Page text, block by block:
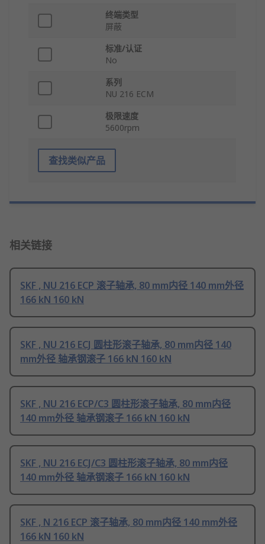
终端类型
屏蔽
标准/认证
No
系列
NU 216 ECM
极限速度
5600rpm
查找类似产品
相关链接
SKF , NU 216 ECP 滚子轴承, 80 mm内径 140 mm外径
166 kN 160 kN
SKF , NU 216 ECJ 圆柱形滚子轴承, 80 mm内径 140
mm外径 轴承钢滚子 166 kN 160 kN
SKF , NU 216 ECP/C3 圆柱形滚子轴承, 80 mm内径
140 mm外径 轴承钢滚子 166 kN 160 kN
SKF , NU 216 ECJ/C3 圆柱形滚子轴承, 80 mm内径
140 mm外径 轴承钢滚子 166 kN 160 kN
SKF , N 216 ECP 滚子轴承, 80 mm内径 140 mm外径
166 kN 160 kN